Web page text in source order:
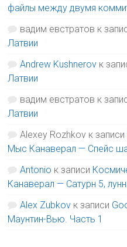
файлы между двумя
вадим евстратов к
Латвии
Andrew Kushnerov к
Латвии
вадим евстратов к
Латвии
Alexey Rozhkov к записи
Мыс Канаверал — Спейс
Antonio к записи
Канаверал — Сатурн 5,
Alex Zubkov к записи
Маунтин-Вью. Часть 1